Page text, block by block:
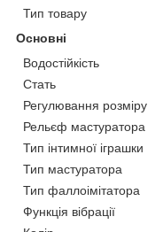
Тип товару
Основні
Водостійкість
Стать
Регулювання розміру
Рельєф мастуратора
Тип інтимної іграшки
Тип мастуратора
Тип фаллоімітатора
Функція вібрації